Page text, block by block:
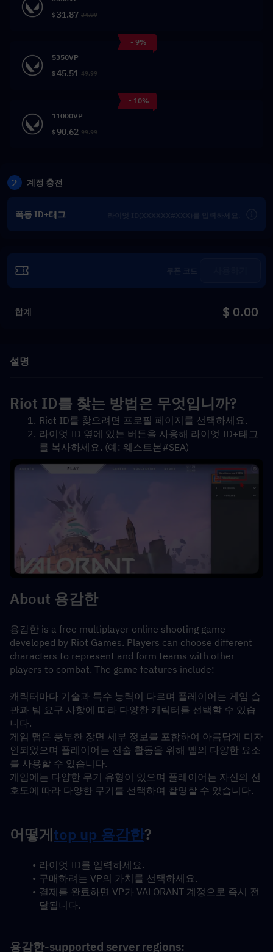
$31.87 34.99
- 9%
5350VP
$45.51 49.99
- 10%
11000VP
$90.62 99.99
2 계정 충전
폭동 ID+태그
합계 $ 0.00
설명
Riot ID를 찾는 방법은 무엇입니까?
Riot ID를 찾으려면 프로필 페이지를 선택하세요.
라이엇 ID 옆에 있는 버튼을 사용해 라이엇 ID+태그
를 복사하세요. (예: 웨스트본#SEA)
About 용감한
용감한 is a free multiplayer online shooting game
developed by Riot Games. Players can choose different
characters to represent and form teams with other
players to combat. The game features include:
캐릭터마다 기술과 특수 능력이 다르며 플레이어는 게임 습
관과 팀 요구 사항에 따라 다양한 캐릭터를 선택할 수 있습
니다.
게임 맵은 풍부한 장면 세부 정보를 포함하여 아름답게 디자
인되었으며 플레이어는 전술 활동을 위해 맵의 다양한 요소
를 사용할 수 있습니다.
게임에는 다양한 무기 유형이 있으며 플레이어는 자신의 선
호도에 따라 다양한 무기를 선택하여 촬영할 수 있습니다.
어떻게top up 용감한?
라이엇 ID를 입력하세요.
구매하려는 VP의 가치를 선택하세요.
결제를 완료하면 VP가 VALORANT 계정으로 즉시 전
달됩니다.
용감한-supported server regions: